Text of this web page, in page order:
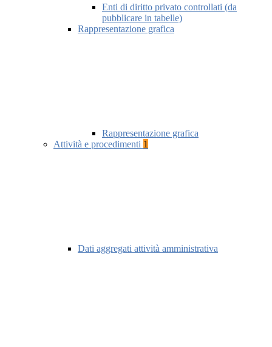
Enti di diritto privato controllati (da
pubblicare in tabelle)
Rappresentazione grafica
Rappresentazione grafica
Attività e procedimenti 1
Dati aggregati attività amministrativa